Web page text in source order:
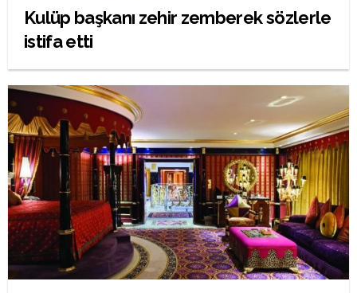
Kulüp başkanı zehir zemberek sözlerle
istifa etti